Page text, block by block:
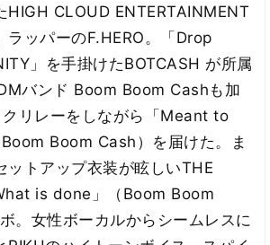
HIGH CLOUD ENTERTAINMENT
ラッパーのF.HERO。「Drop
」を手掛けたBOTCASH が所属
バンド Boom Boom Cashも加
リレーをしながら「Meant to
Boom Cash）を届けた。ま
ットアップ衣装が眩しいTHE
is done」（Boom Boom
。女性ボーカルからシームレスに